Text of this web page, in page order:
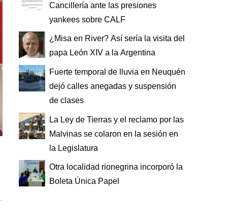
Cancillería ante las presiones
yankees sobre CALF
¿Misa en River? Así sería la visita del
papa León XIV a la Argentina
Fuerte temporal de lluvia en Neuquén
dejó calles anegadas y suspensión
de clases
La Ley de Tierras y el reclamo por las
Malvinas se colaron en la sesión en
la Legislatura
Otra localidad rionegrina incorporó la
Boleta Única Papel